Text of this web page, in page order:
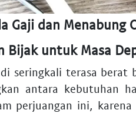
Gaji dan Menabung
Bijak untuk Masa
seringkali terasa berat
antara kebutuhan
perjuangan ini, karena